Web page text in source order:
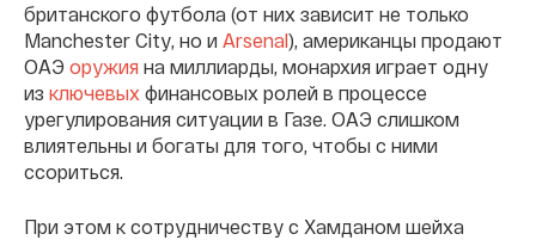
британского футбола (от них зависит не только
Manchester City, но и Arsenal), американцы продают
ОАЭ оружия на миллиарды, монархия играет одну
из ключевых финансовых ролей в процессе
урегулирования ситуации в Газе. ОАЭ слишком
влиятельны и богаты для того, чтобы с ними
ссориться.
При этом к сотрудничеству с Хамданом шейха